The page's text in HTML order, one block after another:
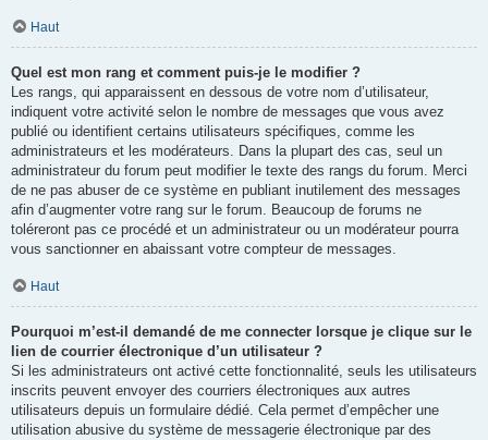
Haut
Quel est mon rang et comment puis-je le modifier ?
Les rangs, qui apparaissent en dessous de votre nom d’utilisateur,
indiquent votre activité selon le nombre de messages que vous avez
publié ou identifient certains utilisateurs spécifiques, comme les
administrateurs et les modérateurs. Dans la plupart des cas, seul un
administrateur du forum peut modifier le texte des rangs du forum. Merci
de ne pas abuser de ce système en publiant inutilement des messages
afin d’augmenter votre rang sur le forum. Beaucoup de forums ne
toléreront pas ce procédé et un administrateur ou un modérateur pourra
vous sanctionner en abaissant votre compteur de messages.
Haut
Pourquoi m’est-il demandé de me connecter lorsque je clique sur le
lien de courrier électronique d’un utilisateur ?
Si les administrateurs ont activé cette fonctionnalité, seuls les utilisateurs
inscrits peuvent envoyer des courriers électroniques aux autres
utilisateurs depuis un formulaire dédié. Cela permet d’empêcher une
utilisation abusive du système de messagerie électronique par des